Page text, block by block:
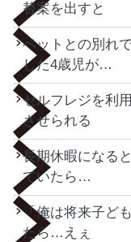
替案を出すと
ペットとの別れ
した4歳児が…
セルフレジを利
させられる
長期休暇になる
ていたら…
「俺は将来子ど
たら…えぇ